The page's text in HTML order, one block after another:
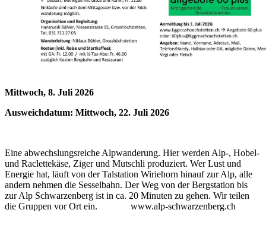
Mittwoch, 8. Juli 2026
Ausweichdatum: Mittwoch, 22. Juli 2026
Eine abwechslungsreiche Alpwanderung. Hier werden Alp-, Hobel-
und Raclettekäse, Ziger und Mutschli produziert. Wer Lust und
Energie hat, läuft von der Talstation Wiriehorn hinauf zur Alp, alle
andern nehmen die Sesselbahn. Der Weg von der Bergstation bis
zur Alp Schwarzenberg ist in ca. 20 Minuten zu gehen. Wir teilen
die Gruppen vor Ort ein. www.alp-schwarzenberg.ch